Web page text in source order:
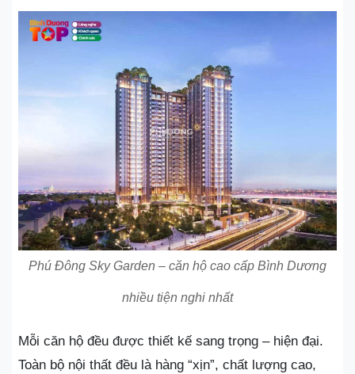
Phú Đông Sky Garden – căn hộ cao cấp Bình Dương
nhiều tiện nghi nhất
Mỗi căn hộ đều được thiết kế sang trọng – hiện đại.
Toàn bộ nội thất đều là hàng “xịn”, chất lượng cao,